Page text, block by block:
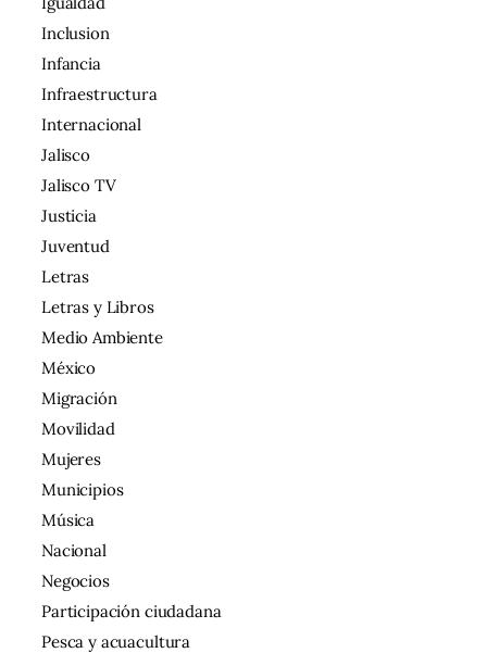
Inclusion
Infancia
Infraestructura
Internacional
Jalisco
Jalisco TV
Justicia
Juventud
Letras
Letras y Libros
Medio Ambiente
México
Migración
Movilidad
Mujeres
Municipios
Música
Nacional
Negocios
Participación ciudadana
Pesca y acuacultura